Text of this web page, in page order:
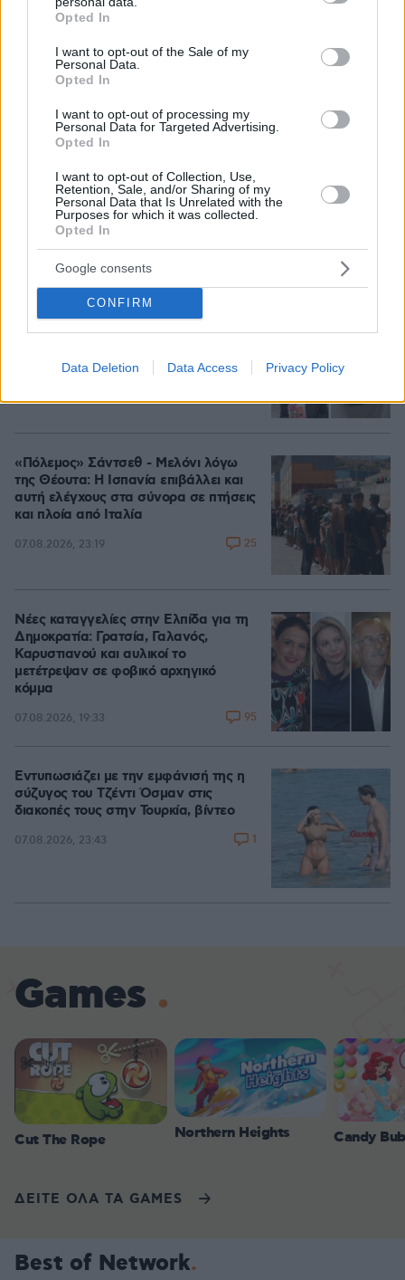
grant or deny consent to Google and its third-party tags to
use your data for below specified purposes in below Google
consent section.
Opted In
I want to opt-out of the Sale of my
Personal Data.
Opted In
I want to opt-out of processing my
Personal Data for Targeted Advertising.
Opted In
I want to opt-out of Collection, Use,
Retention, Sale, and/or Sharing of my
Personal Data that Is Unrelated with the
Purposes for which it was collected.
Opted In
Google consents
CONFIRM
Data Deletion Data Access Privacy Policy
Ο Τούρκος πρώην σέντερ του NBA
δηλώνει ότι πληροί τα κριτήρια...
συμπερίληψης και δηλώνει υποψήφιος
να παίξει στο WNBA
07.08.2026, 23:30
Άλλος για data center; Επενδύσεις
€50 δισ. την ερχόμενη δεκαετία
07.08.2026, 20:16 297
Ο «Δράκος» του Λονδίνου: 40χρονος
με προβλήματα όρασης σκότωνε και
συλλάβει και τον άφησε ελεύθερο
«Πόλεμος» Σάντσεθ - Μελόνι λόγω
της Θέουτα: Η Ισπανία επιβάλλει και
αυτή ελέγχους στα σύνορα σε πτήσεις
και πλοία από Ιταλία
07.08.2026, 23:19 25
Νέες καταγγελίες στην Ελπίδα για τη
Δημοκρατία: Γρατσία, Γαλανός,
Καρυστιανού και αυλικοί το
μετέτρεψαν σε φοβικό αρχηγικό
κόμμα
07.08.2026, 19:33 95
Εντυπωσιάζει με την εμφάνισή της η
σύζυγος του Τζέντι Όσμαν στις
διακοπές τους στην Τουρκία, βίντεο
07.08.2026, 23:43 1
Games
Cut The Rope Northern Heights Candy
ΔΕΙΤΕ ΟΛΑ ΤΑ GAMES
Best of Network